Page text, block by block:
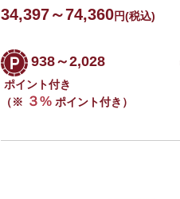
34,397～74,360円(税込)
938～2,028
ポイント付き
（※ ３%ポイント付き）